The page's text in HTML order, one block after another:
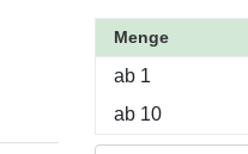
Menge
ab 1
ab 10